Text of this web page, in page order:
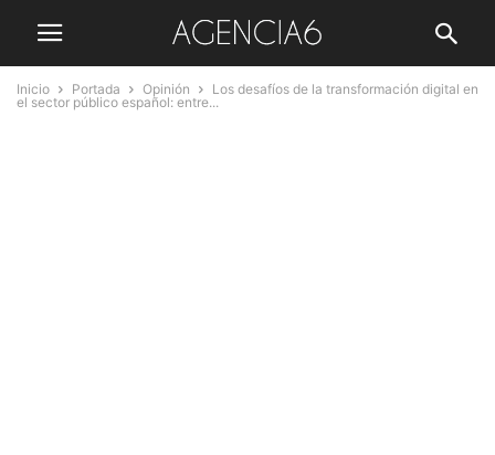
Inicio Portada Opinión
Los desafíos de la transformación digital en
el sector público español: entre...